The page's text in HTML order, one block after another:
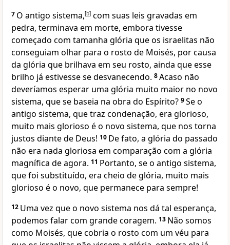
7 O antigo sistema,[b] com suas leis gravadas em
pedra, terminava em morte, embora tivesse
começado com tamanha glória que os israelitas não
conseguiam olhar para o rosto de Moisés, por causa
da glória que brilhava em seu rosto, ainda que esse
brilho já estivesse se desvanecendo. 8Acaso não
deveríamos esperar uma glória muito maior no novo
sistema, que se baseia na obra do Espírito? 9Se o
antigo sistema, que traz condenação, era glorioso,
muito mais glorioso é o novo sistema, que nos torna
justos diante de Deus! 10 De fato, a glória do passado
não era nada gloriosa em comparação com a glória
magnífica de agora. 11 Portanto, se o antigo sistema,
que foi substituído, era cheio de glória, muito mais
glorioso é o novo, que permanece para sempre!
12 Uma vez que o novo sistema nos dá tal esperança,
podemos falar com grande coragem. 13 Não somos
como Moisés, que cobria o rosto com um véu para